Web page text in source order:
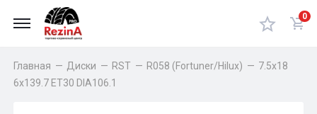
0
Главная — Диски — RST — R058 (Fortuner/Hilux) — 7.5x18
6x139.7 ET30 DIA106.1